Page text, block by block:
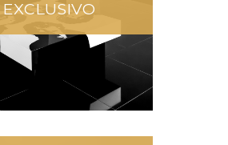
EXCLUSIVO